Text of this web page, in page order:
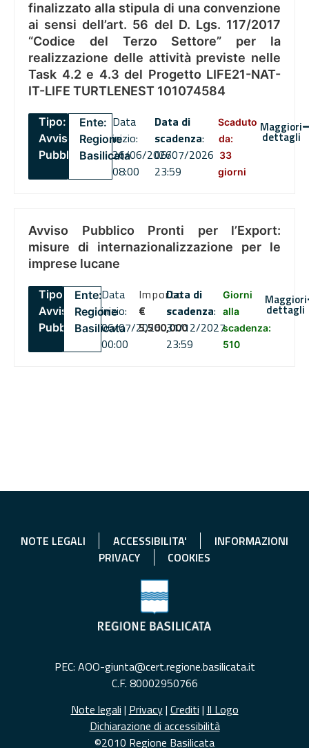
finalizzato alla stipula di una convenzione
ai sensi dell’art. 56 del D. Lgs. 117/2017
“Codice del Terzo Settore” per la
realizzazione delle attività previste nelle
Task 4.2 e 4.3 del Progetto LIFE21-NAT-
IT-LIFE TURTLENEST 101074584
Tipo:
Avviso
Pubblico
Ente:
Regione
Basilicata
Data
inizio:
26/06/2026
08:00
Data di
scadenza:
06/07/2026
23:59
Scaduto
da:
33
giorni
Maggiori
dettagli
Avviso Pubblico Pronti per l’Export:
misure di internazionalizzazione per le
imprese lucane
Tipo:
Avviso
Pubblico
Ente:
Regione
Basilicata
Data
inizio:
06/07/2026
00:00
Importo
€
5,500,000
Data di
scadenza:
31/12/2027
23:59
Giorni
alla
scadenza:
510
Maggiori
dettagli
NOTE LEGALI ACCESSIBILITA'
INFORMAZIONI
PRIVACY
COOKIES
PEC: AOO-giunta@cert.regione.basilicata.it
C.F. 80002950766
Note legali | Privacy| Crediti | Il Logo
Dichiarazione di accessibilità
©2010 Regione Basilicata